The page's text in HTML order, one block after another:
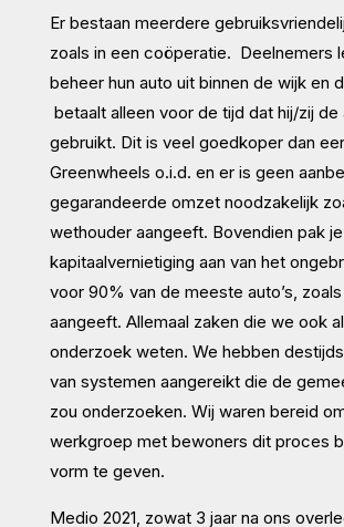
Er bestaan meerdere
zoals in een coöperatie. Deelnemers
beheer hun auto uit binnen de wijk en
betaalt alleen voor de tijd dat hij/zij de
gebruikt. Dit is veel goedkoper dan
Greenwheels o.i.d. en er is geen
gegarandeerde omzet noodzakelijk
wethouder aangeeft. Bovendien pak
kapitaalvernietiging aan van het
voor 90% van de meeste auto’s,
aangeeft. Allemaal zaken die we ook
onderzoek weten. We hebben
van systemen aangereikt die de
zou onderzoeken. Wij waren bereid
werkgroep met bewoners dit proces
vorm te geven.
Medio 2021, zowat 3 jaar na ons